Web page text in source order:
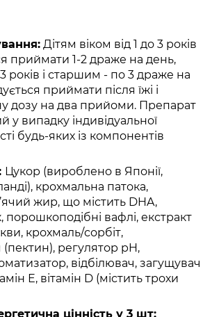
Дітям віком від 1 до 3 років
приймати 1-2 драже на день,
3 років і старшим - по 3 драже на
приймати після їжі і
дозу на два прийоми. Препарат
у випадку індивідуальної
будь-яких із компонентів
Цукор (вироблено в Японії,
крохмальна патока,
жир, що містить DHA,
порошкоподібні вафлі, екстракт
крохмаль/сорбіт,
регулятор pH,
відбілювач, загущувач
Е, вітамін D (містить трохи
цінність у 3 шт: